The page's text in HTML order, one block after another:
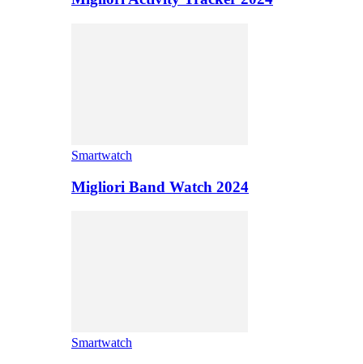
Smartwatch
Migliori Band Watch 2024
Smartwatch